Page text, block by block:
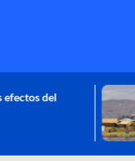
Climático aprueba